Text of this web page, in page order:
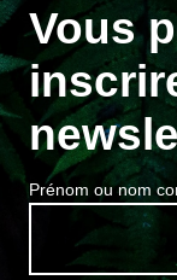
Vous
Prénom ou nom